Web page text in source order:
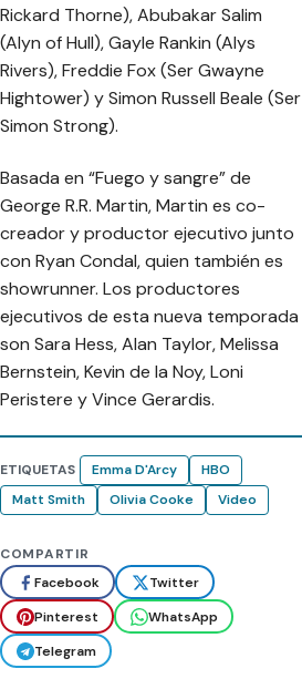
Rickard Thorne), Abubakar Salim
(Alyn of Hull), Gayle Rankin (Alys
Rivers), Freddie Fox (Ser Gwayne
Hightower) y Simon Russell Beale (Ser
Simon Strong).
Basada en “Fuego y sangre” de
George R.R. Martin, Martin es co-
creador y productor ejecutivo junto
con Ryan Condal, quien también es
showrunner. Los productores
ejecutivos de esta nueva temporada
son Sara Hess, Alan Taylor, Melissa
Bernstein, Kevin de la Noy, Loni
Peristere y Vince Gerardis.
ETIQUETAS Emma D'Arcy
HBO
Matt Smith
Olivia Cooke Video
COMPARTIR
Facebook
Twitter
Pinterest
WhatsApp
Telegram